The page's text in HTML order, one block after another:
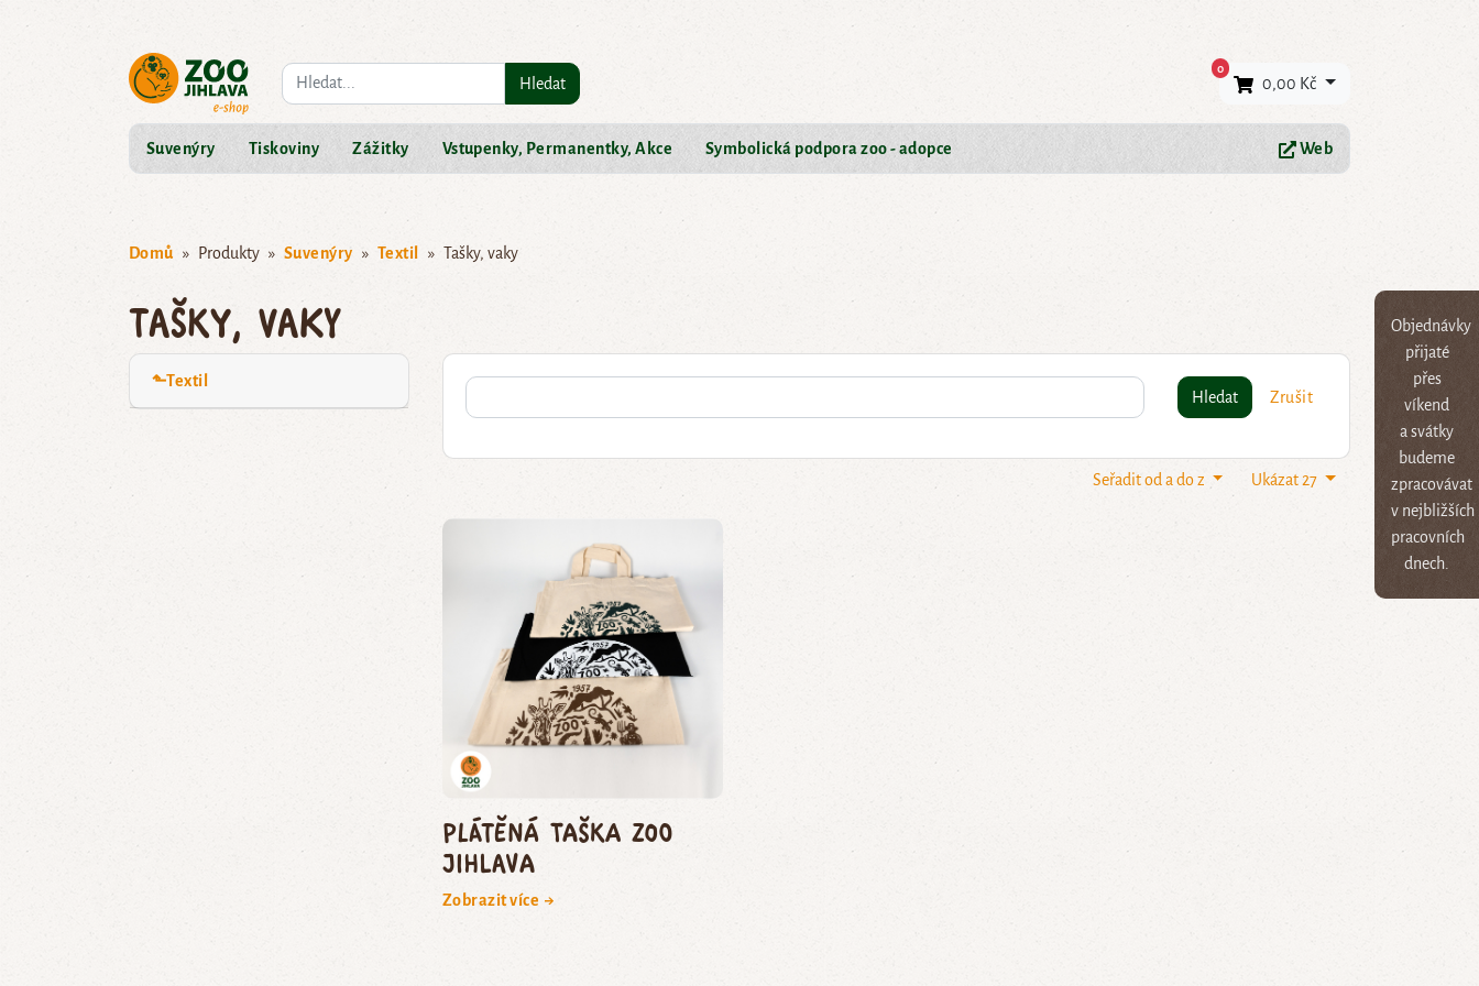
Objednávky
přijaté
přes
víkend
a svátky
budeme
zpracovávat
v nejbližších
pracovních
dnech.
Co hledáte? Hledat
0×
0,00 Kč
Suvenýry Tiskoviny Zážitky Vstupenky, Permanentky, Akce Symbolická podpora zoo - adopce Web
Domů Produkty Suvenýry Textil Tašky, vaky
Tašky, vaky
⬑Textil
Hledat
Zrušit
Ukázat 27
Seřadit od a do z
Plátěná taška Zoo
Jihlava
Zobrazit více →